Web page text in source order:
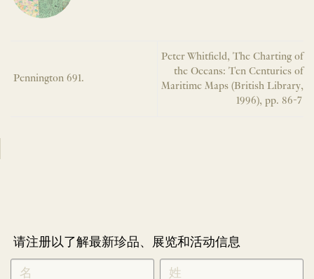
Pennington 691.
Peter Whitfield, The Charting of
the Oceans: Ten Centuries of
Maritime Maps (British Library,
1996), pp. 86-7
请注册以了解最新珍品、展览和活动信息
NEWLETTER
SIGNUP
CHINESE
*